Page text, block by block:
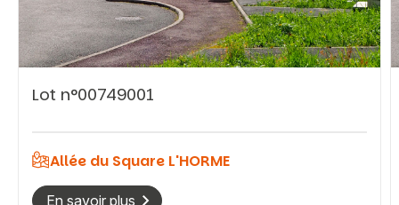
Lot n°00749001
Allée du Square L'HORME
En savoir plus